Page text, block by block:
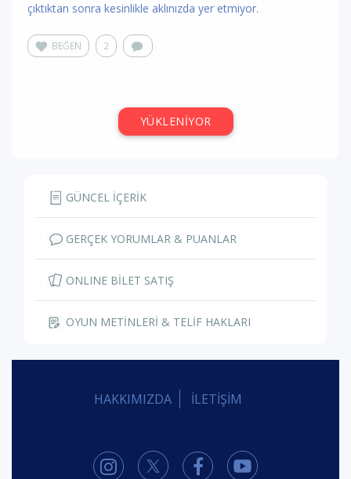
çıktıktan sonra kesinlikle aklınızda yer etmiyor.
BEĞEN 2
YÜKLENİYOR
GÜNCEL İÇERİK
GERÇEK YORUMLAR & PUANLAR
ONLINE BİLET SATIŞ
OYUN METİNLERİ & TELİF HAKLARI
HAKKIMIZDA İLETİŞİM